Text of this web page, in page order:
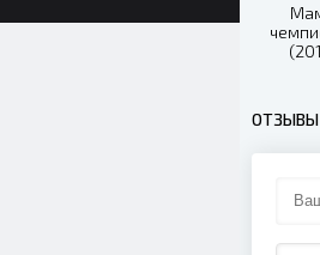
ОТЗЫВЫ
(2018)